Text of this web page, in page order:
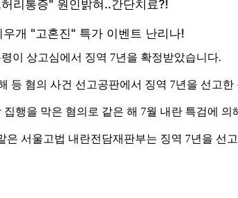
이 상고심에서 징역 7년을 확정받았습니다.
등 혐의 사건 선고공판에서 징역 7년을 선고한
행을 막은 혐의로 같은 해 7월 내란 특검에 의
서울고법 내란전담재판부는 징역 7년을 선